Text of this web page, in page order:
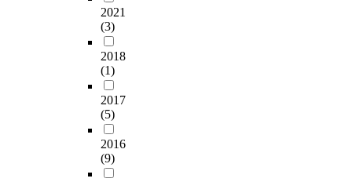
2021
(3)
2018
(1)
2017
(5)
2016
(9)